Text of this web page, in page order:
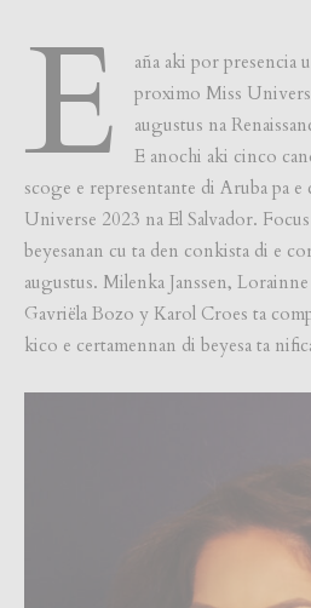
E
aña aki por presencia
proximo Miss
augustus na
E anochi aki cinco
scoge e representante di Aruba pa e
Universe 2023 na El Salvador.
beyesanan cu ta den conkista di e
augustus. Milenka Janssen,
Gavriëla Bozo y Karol Croes ta
kico e certamennan di beyesa ta